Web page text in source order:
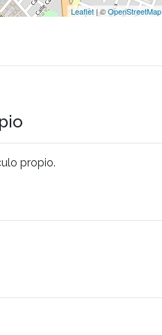
Leaflet | ©OpenStreetMap
propio.